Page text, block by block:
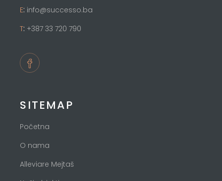
E: info@successo.ba
T: +387 33 720 790
SITEMAP
Početna
O nama
Alleviare Mejtaš